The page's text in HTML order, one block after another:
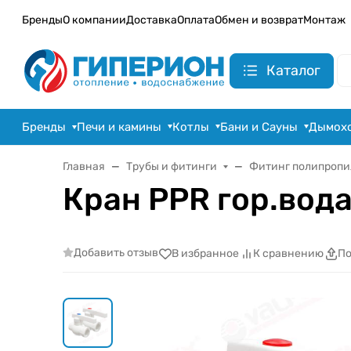
БрендыО компанииДоставкаОплатаОбмен и возвратМонтаж
Каталог
Бренды Печи и камины Котлы Бани и Сауны
Главная Трубы и фитинги Фитинг
Кран PPR
Добавить отзыв В избранное К сравнению